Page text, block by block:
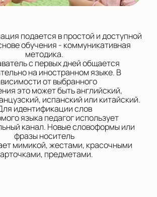
подается в простой и доступной
обучения - коммуникативная
методика.
с первых дней общается
на иностранном языке. В
от выбранного
это может быть английский,
испанский или китайский.
идентификации слов
языка педагог использует
канал. Новые словоформы или
фразы носитель
мимикой, жестами, красочными
предметами.